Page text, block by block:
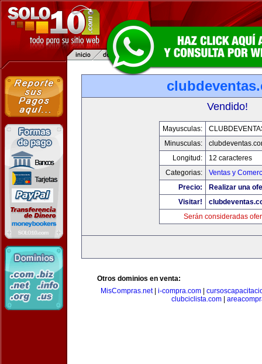
Vendido!
Mayusculas:
Minusculas:
Longitud:
12 caracteres
Categorias:
Ventas y
Precio:
Realizar una
Visitar!
Serán consideradas
Otros dominios en venta:
MisCompras.net| i-compra.com|
clubciclista.com|